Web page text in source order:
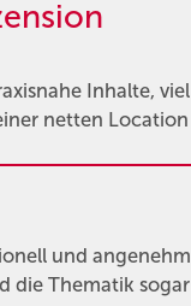
Inhalte,
netten
und
die Thematik